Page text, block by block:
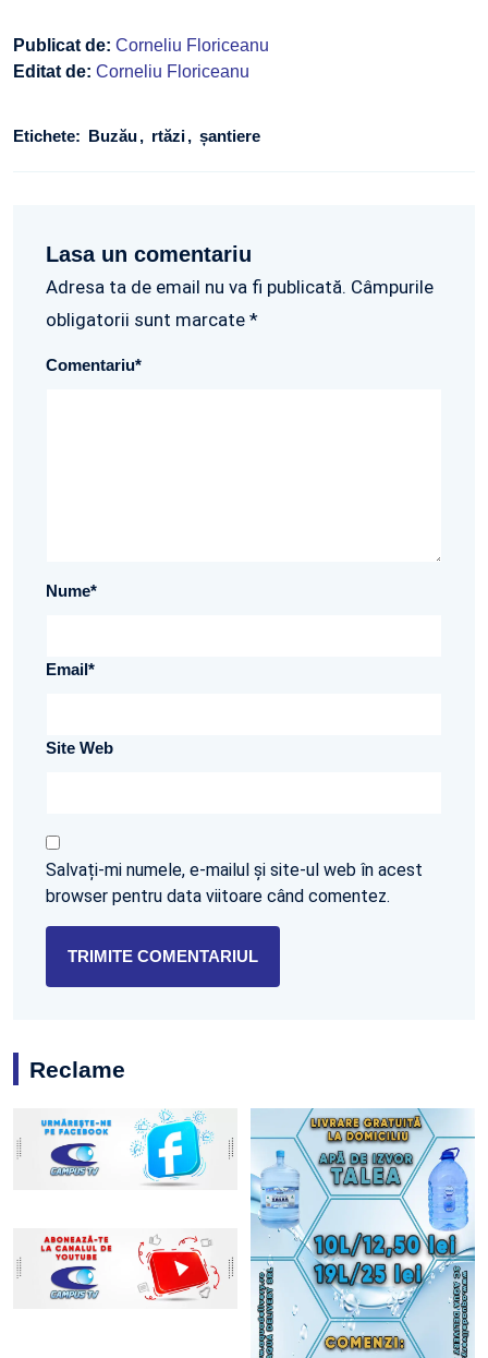
Publicat de: Corneliu Floriceanu
Editat de: Corneliu Floriceanu
Etichete: Buzău rtăzi șantiere
Lasa un comentariu
Adresa ta de email nu va fi publicată. Câmpurile
obligatorii sunt marcate *
Comentariu*
Nume*
Email*
Site Web
Salvați-mi numele, e-mailul și site-ul web în acest
browser pentru data viitoare când comentez.
Reclame